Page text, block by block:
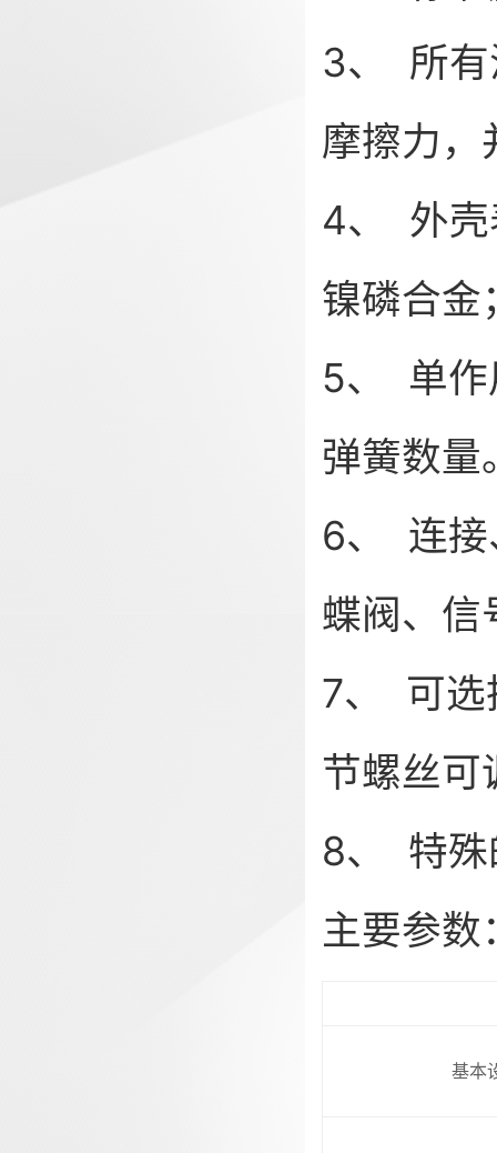
3、 所有
摩擦力，
4、 外壳
镍磷合金
5、 单作
弹簧数量
6、 连接
蝶阀、信
7、 可选
节螺丝可
8、 特殊
主要参数
基本